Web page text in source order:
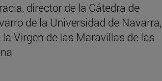
director de la Cátedra de
de la Universidad de Navarra,
Virgen de las Maravillas de las